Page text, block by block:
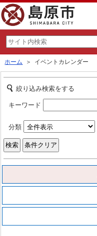
ホーム ＞ イベントカレンダー
絞り込み検索をする
キーワード
分類